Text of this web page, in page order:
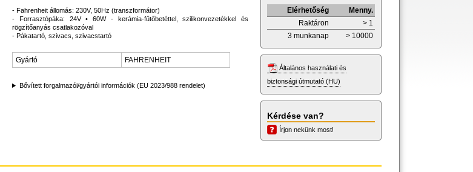
- Fahrenheit állomás: 230V, 50Hz (transzformátor)
- Forrasztópáka: 24V • 60W - kerámia-fűtőbetéttel, szilikonvezetékkel és
rögzítőanyás csatlakozóval
- Pákatartó, szivacs, szivacstartó
Gyártó FAHRENHEIT
Bővített forgalmazói/gyártói információk (EU 2023/988 rendelet)
Elérhetőség
Menny.
Raktáron
> 1
3 munkanap
> 10000
Általános használati és
biztonsági útmutató (HU)
Kérdése van?
Írjon nekünk most!